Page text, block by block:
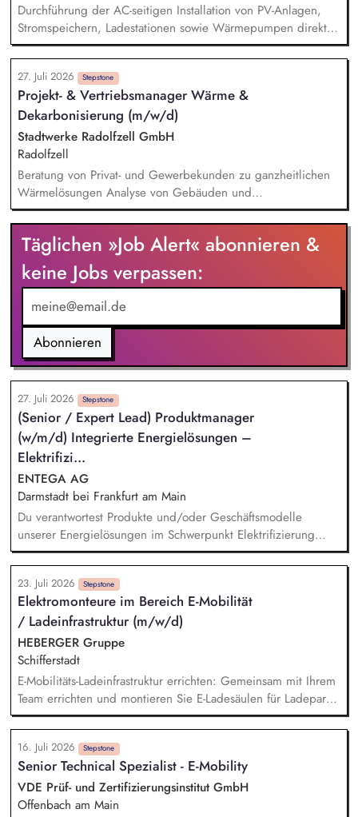
Durchführung der AC-seitigen Installation von PV-Anlagen,
Stromspeichern, Ladestationen sowie Wärmepumpen direkt
beim Kunden vor Ort. Sicherstellung der fachgerechten
Inbetriebnahme der Anlagen und aller dazugehörigen
Komponenten. Verantwortung für das Ausfüllen und
Einreichen relevanter Messprotokolle sowie
Abnahmedokumente in Abstimmung mit dem Kunden.
Fehlerbehebung, Wartung und Instandsetzung bereits
installierter Systeme, um einen reibungslosen Betrieb
sicherzustellen.
27. Juli 2026 Stepstone
Projekt- & Vertriebsmanager Wärme &
Dekarbonisierung (m/w/d)
Stadtwerke Radolfzell GmbH
Radolfzell
Beratung von Privat- und Gewerbekunden zu ganzheitlichen
Wärmelösungen Analyse von Gebäuden und
Kundenbedürfnissen sowie Entwicklung maßgeschneiderter
Energie- und Versorgungskonzepte Erstellung, Präsentation
und aktive Nachverfolgung von Angeboten Ganzheitliche
Begleitung der Kunden – vom Erstkontakt bis zum
Vertragsabschluss sowie der Nachbetreuung
Eigenverantwortliche Steuerung und Umsetzung von
Projekten
Täglichen »Job Alert« abonnieren &
keine Jobs verpassen:
Abonnieren
27. Juli 2026 Stepstone
(Senior / Expert Lead) Produktmanager
(w/m/d) Integrierte Energielösungen –
Elektrifizi...
ENTEGA AG
Darmstadt bei Frankfurt am Main
Du verantwortest Produkte und/oder Geschäftsmodelle
unserer Energielösungen im Schwerpunkt Elektrifizierung
oder Wärmetransformation und entwickelst sie von der
Marktanforderung bis zur Einführung und Skalierung weiter.
Du steuerst den wirtschaftlichen und marktseitigen Erfolg
deiner Produkte anhand relevanter Kennzahlen wie Umsatz,
Ergebnisbeitrag und Kundenakzeptanz und leitest daraus
Maßnahmen ab. Du analysierst Kundenbedürfnisse,
Marktpotenziale, Wettbewerbsstrategien sowie technische und
energiewirtschaftliche Entwicklungen und übersetzt sie in
Produktstrategien, Business Cases und Roadmaps.
23. Juli 2026 Stepstone
Elektromonteure im Bereich E-Mobilität
/ Ladeinfrastruktur (m/w/d)
HEBERGER Gruppe
Schifferstadt
E-Mobilitäts-Ladeinfrastruktur errichten: Gemeinsam mit Ihrem
Team errichten und montieren Sie E-Ladesäulen für Ladeparks
- vom Verlegen der Kabel, Anschließen der Ladesäulen bis
zur Inbetriebnahme. Qualität und Arbeitssicherheit: Dabei
achten Sie auf die Einhaltung und Dokumentation von
Sicherheits- und Qualitätsstandards.
16. Juli 2026 Stepstone
Senior Technical Spezialist - E-Mobility
VDE Prüf- und Zertifizierungsinstitut GmbH
Offenbach am Main